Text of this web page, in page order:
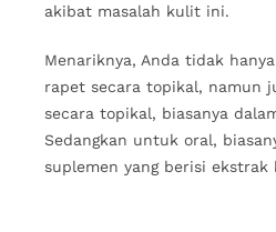
akibat masalah kulit ini.
Menariknya, Anda tidak
rapet secara topikal, namun
secara topikal, biasanya
Sedangkan untuk oral,
suplemen yang berisi ekstrak